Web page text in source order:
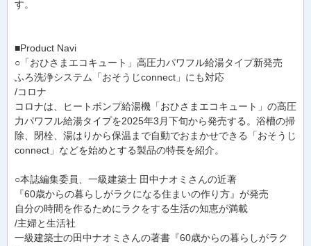
す。
■Product Navi
○「おひさまエコキュート」高圧力パワフル給湯タイプ新発売
ふろ洗浄システム「おそうじconnect」にも対応
/コロナ
コロナは、ヒートポンプ給湯機「おひさまエコキュート」の高圧
力パワフル給湯タイプを2025年3月下旬から発売する。浴槽の掃
除、閉栓、湯はりから保温まで自動でおまかせできる「おそうじ
connect」などを始めとする製品の特長を紹介。
○本誌編集委員、一級建築士 田中ナオミさんの近著
『60歳からの暮らしがラクになる住まいの作り方』が発売
自分の時間を作るためにラクをする生活の知恵が満載
/主婦と生活社
一級建築士の田中ナオミさんの著書『60歳からの暮らしがラク